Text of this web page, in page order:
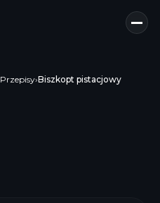
Przepisy›Biszkopt pistacjowy